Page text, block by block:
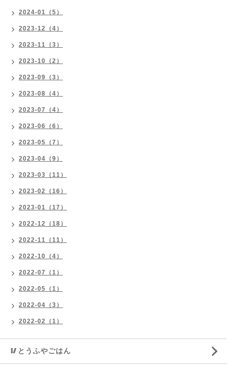
2024-01（5）
2023-12（4）
2023-11（3）
2023-10（2）
2023-09（3）
2023-08（4）
2023-07（4）
2023-06（6）
2023-05（7）
2023-04（9）
2023-03（11）
2023-02（16）
2023-01（17）
2022-12（18）
2022-11（11）
2022-10（4）
2022-07（1）
2022-05（1）
2022-04（3）
2022-02（1）
🥢とうふやごはん